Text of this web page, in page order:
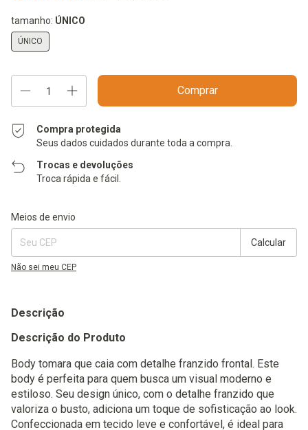
tamanho: ÚNICO
ÚNICO
Compra protegida
Seus dados cuidados durante toda a compra.
Trocas e devoluções
Troca rápida e fácil.
Entregas para o CEP:
Meios de envio
Calcular
Não sei meu CEP
Descrição
Descrição do Produto
Body tomara que caia com detalhe franzido frontal. Este
body é perfeita para quem busca um visual moderno e
estiloso. Seu design único, com o detalhe franzido que
valoriza o busto, adiciona um toque de sofisticação ao look.
Confeccionada em tecido leve e confortável, é ideal para